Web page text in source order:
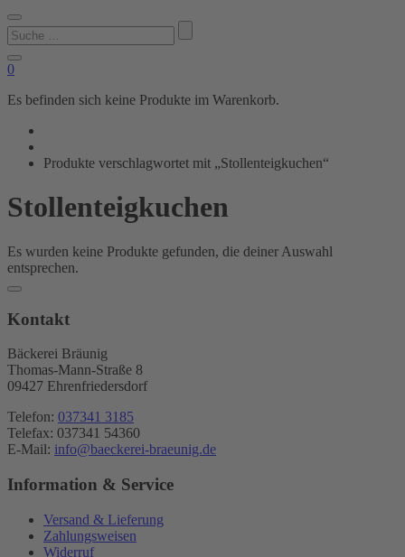
Suchen
nach:
0
Es befinden sich keine Produkte im Warenkorb.
Bräunig
Produkte verschlagwortet mit „Stollenteigkuchen“
Stollenteigkuchen
Es wurden keine Produkte gefunden, die deiner Auswahl
entsprechen.
Kontakt
Bäckerei Bräunig
Thomas-Mann-Straße 8
09427 Ehrenfriedersdorf
Telefon: 037341 3185
Telefax: 037341 54360
E-Mail: info@baeckerei-braeunig.de
Information & Service
Versand & Lieferung
Zahlungsweisen
Widerruf